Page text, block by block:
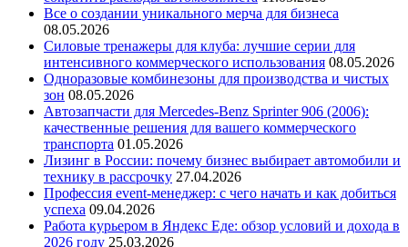
Все о создании уникального мерча для бизнеса
08.05.2026
Силовые тренажеры для клуба: лучшие серии для
интенсивного коммерческого использования 08.05.2026
Одноразовые комбинезоны для производства и чистых
зон 08.05.2026
Автозапчасти для Mercedes-Benz Sprinter 906 (2006):
качественные решения для вашего коммерческого
транспорта 01.05.2026
Лизинг в России: почему бизнес выбирает автомобили и
технику в рассрочку 27.04.2026
Профессия event-менеджер: с чего начать и как добиться
успеха 09.04.2026
Работа курьером в Яндекс Еде: обзор условий и дохода в
2026 году 25.03.2026